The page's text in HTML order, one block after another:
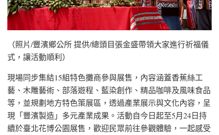
（照片/豐濱鄉公所 提供/總頭目張金盛帶領大家進行祈福儀
式，讓活動順利）
現場同步集結15組特色攤商參與展售，內容涵蓋香蕉絲工
藝、木雕藝術、部落遊程、藍染創作、精品咖啡及風味食品
等，並規劃地方特色策展區，透過產業展示與文化內容，呈
現「豐濱製造」多元產業成果。活動自今日起至5月24日持
續於臺北花博公園展售，歡迎民眾前往參觀體驗，一起感受